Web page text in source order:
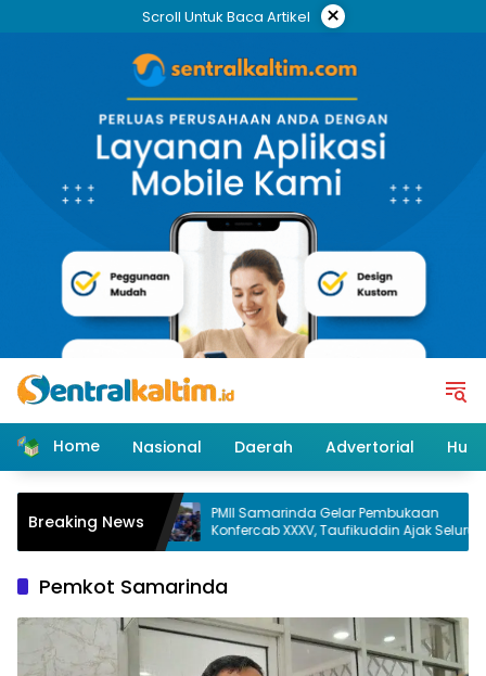
Scroll Untuk Baca Artikel ×
Home Nasional Daerah Advertorial
Breaking News
Usut
PMII Samarinda Gelar Pembukaan
Konfercab XXXV, Taufikuddin Ajak Seluruh
Kader Perkuat Persatuan
Pemkot Samarinda